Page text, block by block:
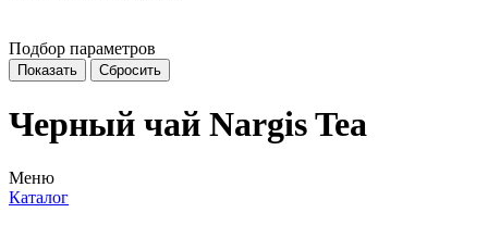
Подбор параметров
Черный чай Nargis Tea
Меню
Каталог